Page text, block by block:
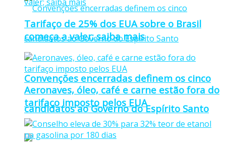
Convenções encerradas definem os cinco
candidatos ao Governo do Espírito Santo
Tarifaço de 25% dos EUA sobre o Brasil
começa a valer; saiba mais
Aeronaves, óleo, café e carne estão fora do
tarifaço imposto pelos EUA